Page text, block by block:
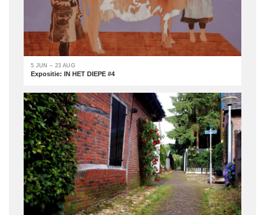
5 JUN – 23 AUG
Expositie: IN HET DIEPE #4